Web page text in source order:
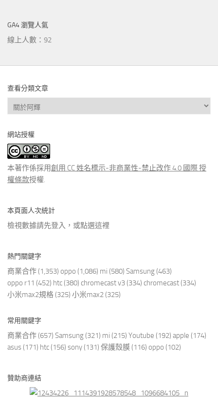
GA4 瀏覽人氣
線上人數：92
查看分類文章
查
看
類
文
章
網站授權
本著作係採用創用 CC 姓名標示-非商業性-禁止改作 4.0 國際 授
權條款授權.
本頁面人次統計
檢視數據請先登入，或點選這裡
熱門關鍵字
商業合作 (1,353) oppo (1,086) mi (580) Samsung (463)
oppo r11 (452) htc (380) chromecast v3 (334) chromecast (334)
小米max2規格 (325) 小米max2 (325)
常用關鍵字
商業合作 (657) Samsung (321) mi (215) Youtube (192) apple (174)
asus (171) htc (156) sony (131) 保護殼膜 (116) oppo (102)
贊助商連結